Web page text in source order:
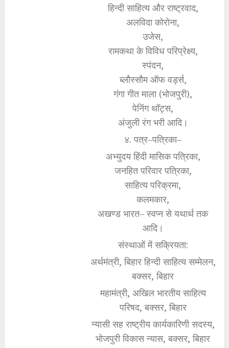
हिन्दी साहित्य और राष्ट्रवाद,
अलविदा कोरोना,
उजेस,
रामकथा के विविध परिप्रेक्ष्य,
स्पंदन,
ब्लौस्सौम ऑफ वर्ड्स,
गंगा गीत माला (भोजपुरी),
पेनिंग थॉट्स,
अंजुली रंग भरी आदि।
४. पत्र–पत्रिका–
अभ्युदय हिंदी मासिक पत्रिका,
जनहित परिवार पत्रिका,
साहित्य परिक्रमा,
कलमकार,
अखण्ड भारत– स्वप्न से यथार्थ तक
आदि।
संस्थाओं में सक्रियता:
अर्थमंत्री, बिहार हिन्दी साहित्य सम्मेलन,
बक्सर, बिहार
महामंत्री, अखिल भारतीय साहित्य
परिषद, बक्सर, बिहार
न्यासी सह राष्ट्रीय कार्यकारिणी सदस्य,
भोजपुरी विकास न्यास, बक्सर, बिहार